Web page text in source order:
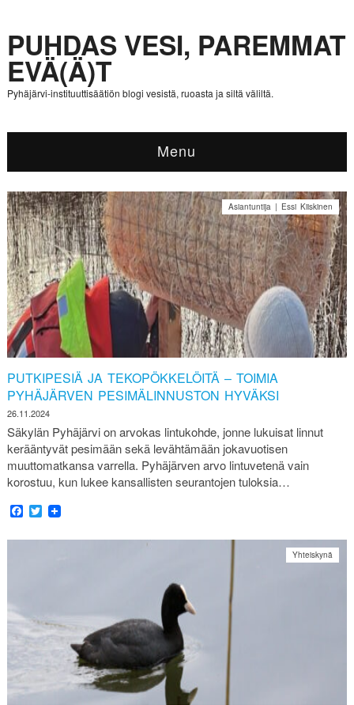
PUHDAS VESI, PAREMMAT
EVÄ(Ä)T
Pyhäjärvi-instituuttisäätiön blogi vesistä, ruoasta ja siltä väliltä.
Menu
PUTKIPESIÄ JA TEKOPÖKKELÖITÄ – TOIMIA
PYHÄJÄRVEN PESIMÄLINNUSTON HYVÄKSI
26.11.2024
Asiantuntija | Essi Kiiskinen
Säkylän Pyhäjärvi on arvokas lintukohde, jonne lukuisat linnut
kerääntyvät pesimään sekä levähtämään jokavuotisen
muuttomatkansa varrella. Pyhäjärven arvo lintuvetenä vain
korostuu, kun lukee kansallisten seurantojen tuloksia…
Facebook
Twitter
Yhteiskynä